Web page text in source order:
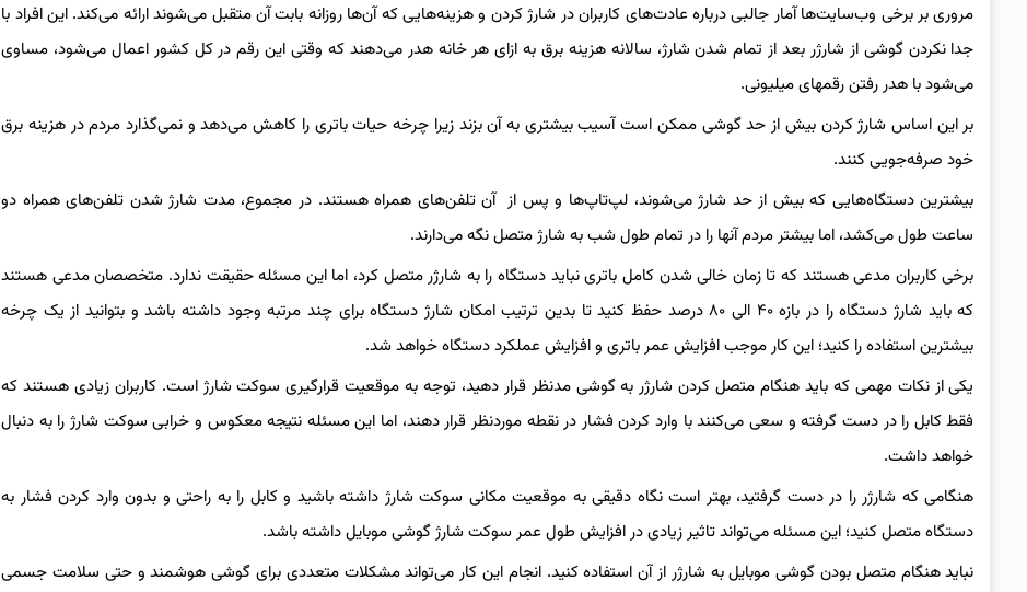
مروری بر برخی وب‌سایت‌ها آمار جالبی درباره عادت‌های کاربران در شارژ کردن و هزینه‌هایی که آن‌ها روزانه بابت آن متقبل می‌شوند ارائه می‌کند. این افراد با
جدا نکردن گوشی از شارژر بعد از تمام شدن شارژ، سالانه هزینه برق به ازای هر خانه هدر می‌دهند که وقتی این رقم در کل کشور اعمال می‌شود، مساوی
می‌شود با هدر رفتن رقمهای میلیونی.
بر این اساس شارژ کردن بیش از حد گوشی ممکن است آسیب بیشتری به آن بزند زیرا چرخه حیات باتری را کاهش می‌دهد و نمی‌گذارد مردم در هزینه برق
خود صرفه‌جویی کنند.
بیشترین دستگاه‌هایی که بیش از حد شارژ می‌شوند، لپ‌تاپ‌ها و پس از آن تلفن‌های همراه هستند. در مجموع، مدت شارژ شدن تلفن‌های همراه دو
ساعت طول می‌کشد، اما بیشتر مردم آنها را در تمام طول شب به شارژ متصل نگه می‌دارند.
برخی کاربران مدعی هستند که تا زمان خالی شدن کامل باتری نباید دستگاه را به شارژر متصل کرد، اما این مسئله حقیقت ندارد. متخصصان مدعی هستند
که باید شارژ دستگاه را در بازه ۴۰ الی ۸۰ درصد حفظ کنید تا بدین ترتیب امکان شارژ دستگاه برای چند مرتبه وجود داشته باشد و بتوانید از یک چرخه
بیشترین استفاده را کنید؛ این کار موجب افزایش عمر باتری و افزایش عملکرد دستگاه خواهد شد.
یکی از نکات مهمی که باید هنگام متصل کردن شارژر به گوشی مدنظر قرار دهید، توجه به موقعیت قرارگیری سوکت شارژ است. کاربران زیادی هستند که
فقط کابل را در دست گرفته و سعی می‌کنند با وارد کردن فشار در نقطه موردنظر قرار دهند، اما این مسئله نتیجه معکوس و خرابی سوکت شارژ را به دنبال
خواهد داشت.
هنگامی که شارژر را در دست گرفتید، بهتر است نگاه دقیقی به موقعیت مکانی سوکت شارژ داشته باشید و کابل را به راحتی و بدون وارد کردن فشار به
دستگاه متصل کنید؛ این مسئله می‌تواند تاثیر زیادی در افزایش طول عمر سوکت شارژ گوشی موبایل داشته باشد.
نباید هنگام متصل بودن گوشی موبایل به شارژر از آن استفاده کنید. انجام این کار می‌تواند مشکلات متعددی برای گوشی هوشمند و حتی سلامت جسمی